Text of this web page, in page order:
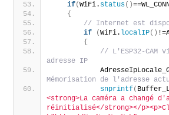
if(WiFi. status()
{
// Internet est
if
(WiFi. localIP()
{
// L'ESP32-CAM
adresse IP
Mémorisation de l'adresse
snprintf(
<strong>La caméra a changé
réinitialisé</strong></